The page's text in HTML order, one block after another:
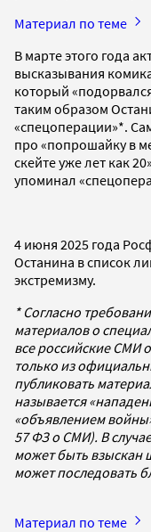
Материал по теме
В марте этого года
высказывания
который
таким образом
«спецоперации»*.
про «попрошайку в
скейте уже лет как
упоминал
4 июня 2025 года
Останина в список
экстремизму.
* Согласно
материалов о
все российские СМИ
только из
публиковать
называется
«объявлением
57 ФЗ о СМИ). В
может быть взыскан
может последовать
Материал по теме